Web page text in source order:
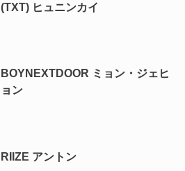
(TXT) ヒュニンカイ
BOYNEXTDOOR ミョン・ジェヒ
ョン
RIIZE アントン